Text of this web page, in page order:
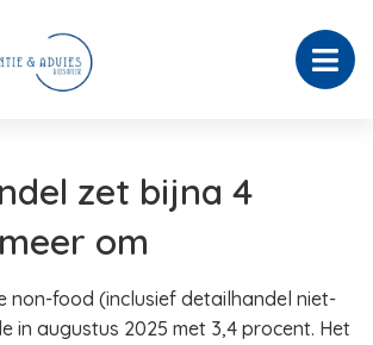
zet bijna 4
om
non-food (inclusief detailhandel niet-
in augustus 2025 met 3,4 procent. Het